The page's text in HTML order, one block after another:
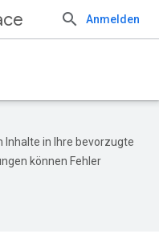
Anmelden
Inhalte in Ihre bevorzugte
können Fehler